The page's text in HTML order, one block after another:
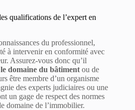
qualifications de l’expert en
du professionnel,
à intervenir en conformité avec
Assurez-vous donc qu’il
domaine du bâtiment ou de
être membre d’un organisme
des experts judiciaires ou une
un gage de respect des normes
domaine de l’immobilier.